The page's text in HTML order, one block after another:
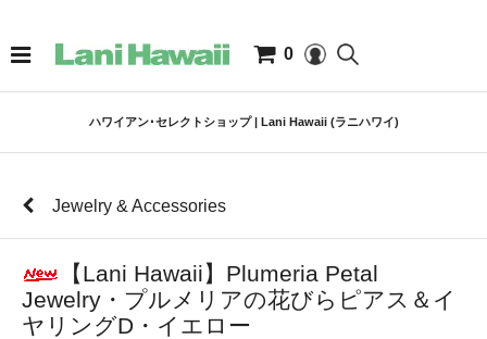
0
ハワイアン･セレクトショップ | Lani Hawaii (ラニハワイ)
Jewelry & Accessories
【Lani Hawaii】Plumeria Petal
Jewelry・プルメリアの花びらピアス＆イ
ヤリングD・イエロー